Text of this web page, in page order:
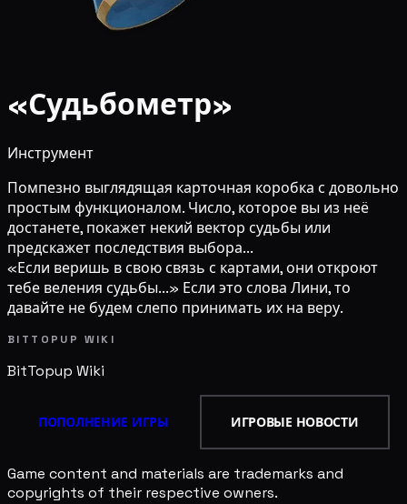
«Судьбометр»
Инструмент
Помпезно выглядящая карточная коробка с довольно
простым функционалом. Число, которое вы из неё
достанете, покажет некий вектор судьбы или
предскажет последствия выбора...
«Если веришь в свою связь с картами, они откроют
тебе веления судьбы...» Если это слова Лини, то
давайте не будем слепо принимать их на веру.
BITTOPUP WIKI
BitTopup Wiki
ПОПОЛНЕНИЕ ИГРЫ ИГРОВЫЕ НОВОСТИ
Game content and materials are trademarks and
copyrights of their respective owners.